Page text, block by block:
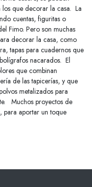
que decorar la casa. La
cuentas, figuritas o
Fimo. Pero son muchas
decorar la casa, como
tapas para cuadernos que
nacarados. El
que combinan
de las tapicerías, y que
metalizados para
Muchos proyectos de
para aportar un toque